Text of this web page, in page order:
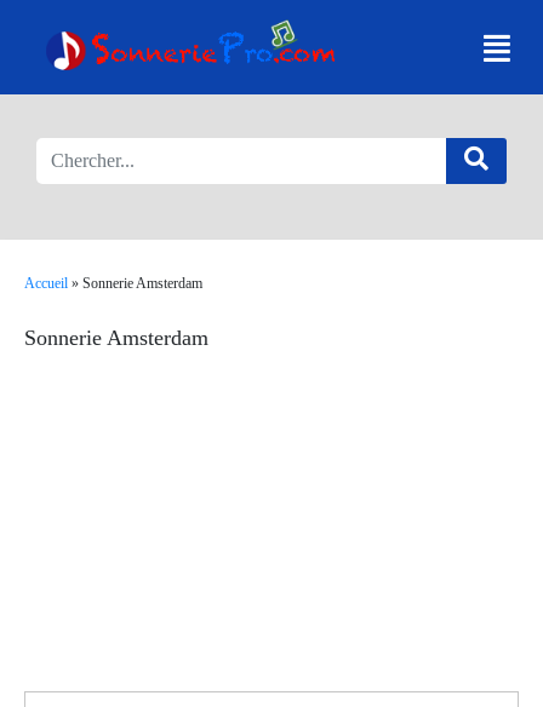
Accueil » Sonnerie Amsterdam
Sonnerie Amsterdam